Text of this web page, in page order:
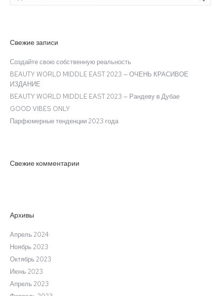
Свежие записи
Создайте свою собственную реальность
BEAUTY WORLD MIDDLE EAST 2023 — ОЧЕНЬ КРАСИВОЕ
ИЗДАНИЕ
BEAUTY WORLD MIDDLE EAST 2023 — Рандеву в Дубае
GOOD VIBES ONLY
Парфюмерные тенденции 2023 года
Свежие комментарии
Архивы
Апрель 2024
Ноябрь 2023
Октябрь 2023
Июнь 2023
Апрель 2023